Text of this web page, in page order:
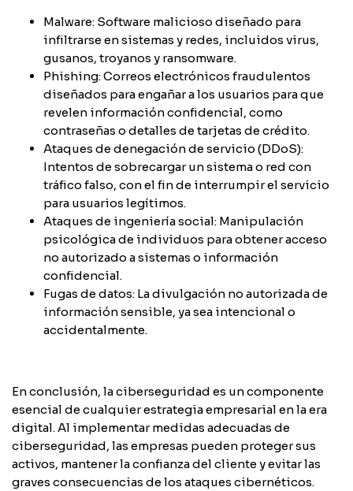
Malware: Software malicioso diseñado para
infiltrarse en sistemas y redes, incluidos virus,
gusanos, troyanos y ransomware.
Phishing: Correos electrónicos fraudulentos
diseñados para engañar a los usuarios para que
revelen información confidencial, como
contraseñas o detalles de tarjetas de crédito.
Ataques de denegación de servicio (DDoS):
Intentos de sobrecargar un sistema o red con
tráfico falso, con el fin de interrumpir el servicio
para usuarios legítimos.
Ataques de ingeniería social: Manipulación
psicológica de individuos para obtener acceso
no autorizado a sistemas o información
confidencial.
Fugas de datos: La divulgación no autorizada de
información sensible, ya sea intencional o
accidentalmente.
En conclusión, la ciberseguridad es un componente
esencial de cualquier estrategia empresarial en la era
digital. Al implementar medidas adecuadas de
ciberseguridad, las empresas pueden proteger sus
activos, mantener la confianza del cliente y evitar las
graves consecuencias de los ataques cibernéticos.